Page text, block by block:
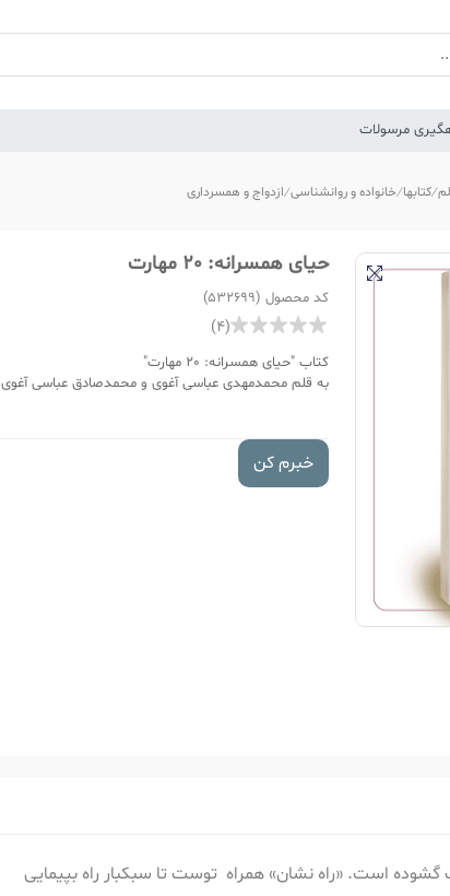
مرسولات
کتابها خانواده و روانشناسی ازدواج و همسرداری
حیای همسرانه: 20 مهارت
کد محصول (532699)
(4)
کتاب "حیای همسرانه: 20 مهارت"
به قلم محمدمهدی عباسی آغوی و محمدصادق عباسی آغوی
خبرم کن
گشوده است. «راه نشان» همراه توست تا سبکبار راه بپیمایی